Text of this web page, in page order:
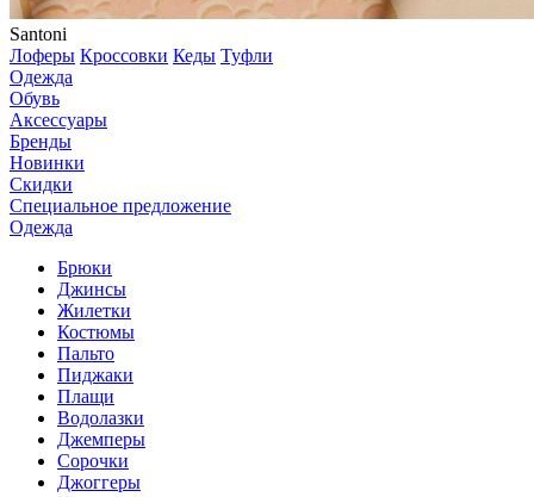
Santoni
Лоферы Кроссовки Кеды Туфли
Одежда
Обувь
Аксессуары
Бренды
Новинки
Скидки
Специальное предложение
Одежда
Брюки
Джинсы
Жилетки
Костюмы
Пальто
Пиджаки
Плащи
Водолазки
Джемперы
Сорочки
Джоггеры